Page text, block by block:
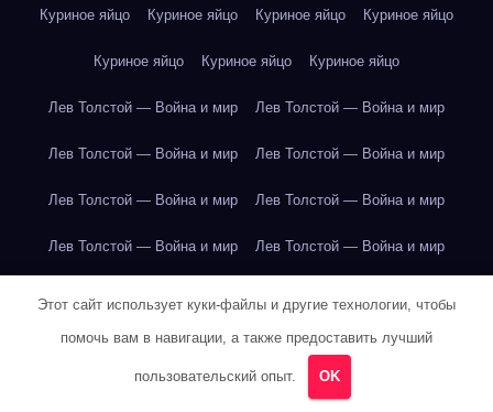
Куриное яйцо Куриное яйцо Куриное яйцо Куриное яйцо
Куриное яйцо Куриное яйцо Куриное яйцо
Лев Толстой — Война и мир Лев Толстой — Война и мир
Лев Толстой — Война и мир Лев Толстой — Война и мир
Лев Толстой — Война и мир Лев Толстой — Война и мир
Лев Толстой — Война и мир Лев Толстой — Война и мир
Лев Толстой — Война и мир Лев Толстой — Война и мир
Лев Толстой — Война и мир Лев Толстой — Война и мир
Этот сайт использует куки-файлы и другие технологии, чтобы
помочь вам в навигации, а также предоставить лучший
пользовательский опыт. OK